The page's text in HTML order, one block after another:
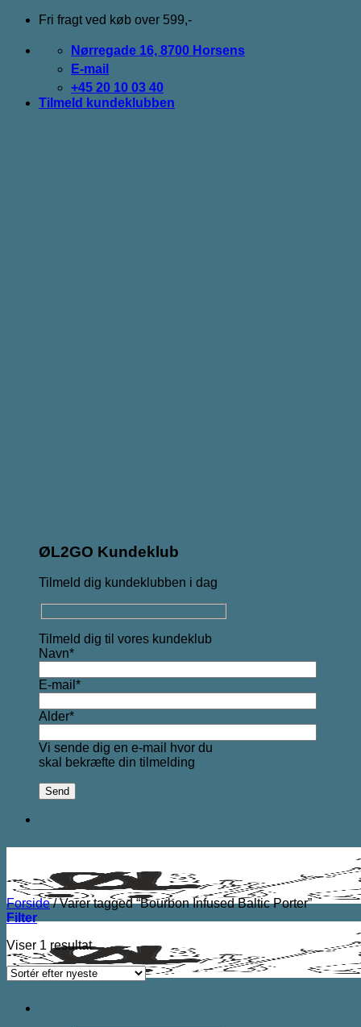
Fortsæt
indhold
Fri fragt ved køb over 599,-
Nørregade 16, 8700 Horsens
E-mail
+45 20 10 03 40
Tilmeld kundeklubben
ØL2GO Kundeklub
Tilmeld dig kundeklubben i dag
Tilmeld dig til vores kundeklub
Navn*
E-mail*
Alder*
Vi sende dig en e-mail hvor du
skal bekræfte din tilmelding
Forside /Varer tagged “Bourbon Infused Baltic Porter”
Filter
Viser 1 resultat